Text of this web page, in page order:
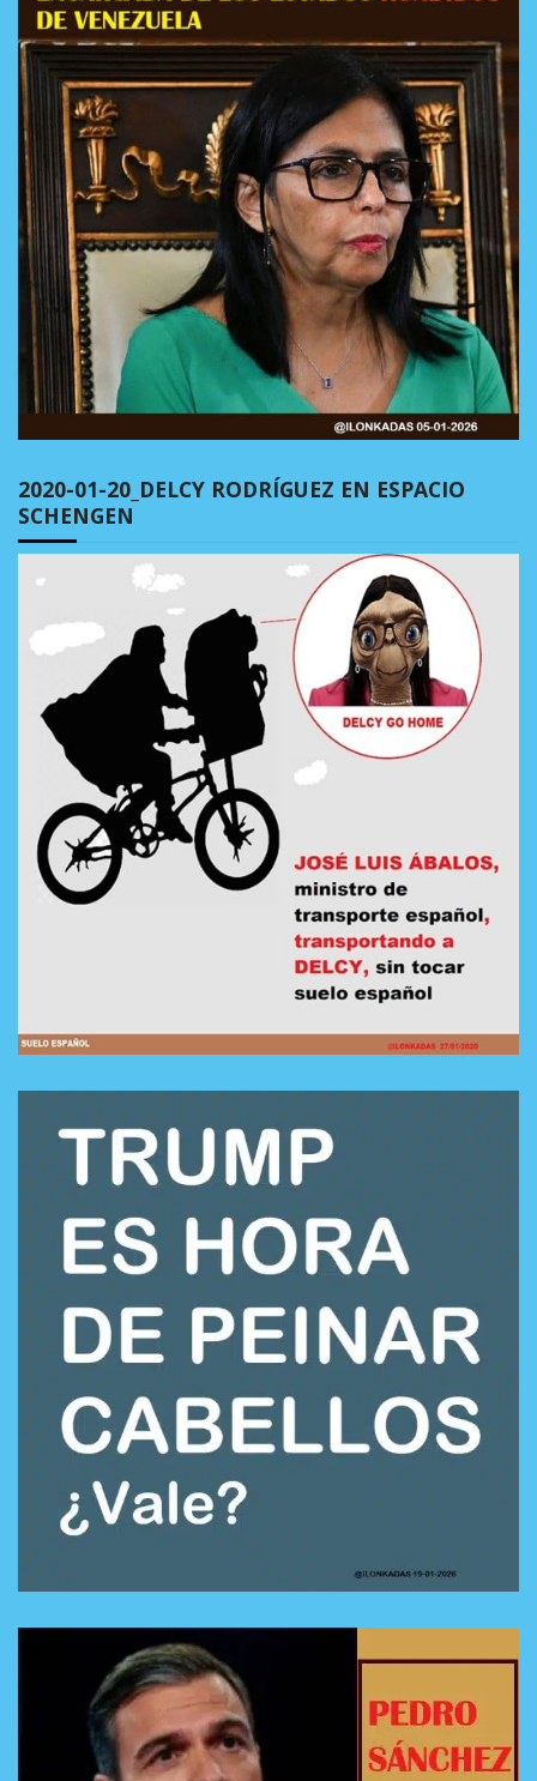
2020-01-20_DELCY RODRÍGUEZ EN ESPACIO
SCHENGEN